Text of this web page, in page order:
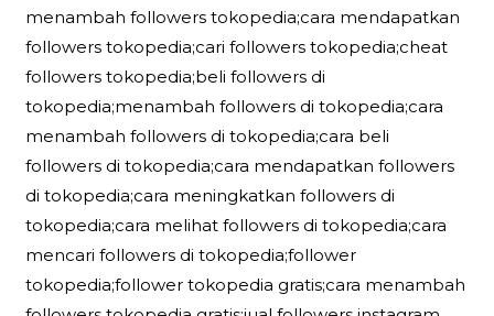
menambah followers tokopedia;cara mendapatkan
followers tokopedia;cari followers tokopedia;cheat
followers tokopedia;beli followers di
tokopedia;menambah followers di tokopedia;cara
menambah followers di tokopedia;cara beli
followers di tokopedia;cara mendapatkan followers
di tokopedia;cara meningkatkan followers di
tokopedia;cara melihat followers di tokopedia;cara
mencari followers di tokopedia;follower
tokopedia;follower tokopedia gratis;cara menambah